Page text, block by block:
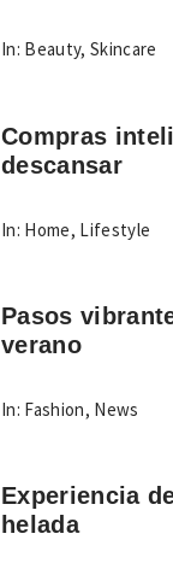
In: Beauty,Skincare
Compras
descansar
In: Home, Lifestyle
Pasos
verano
In: Fashion, News
Experiencia
helada